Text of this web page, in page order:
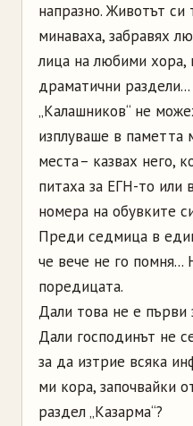
напразно. Животът си
минаваха, забравях
лица на любими
драматични
„Калашников“ не
изплуваше в паметта
места – казвах него,
питаха за ЕГН-то или
номера на обувките
Преди седмица в
че вече не го
поредицата.
Дали това не е първи
Дали господинът не
за да изтрие всяка
ми кора, започвайки
раздел „Казарма“?